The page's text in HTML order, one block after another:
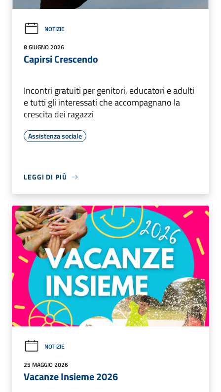
NOTIZIE
8 GIUGNO 2026
Capirsi Crescendo
Incontri gratuiti per genitori, educatori e adulti
e tutti gli interessati che accompagnano la
crescita dei ragazzi
Assistenza sociale
LEGGI DI PIÙ
NOTIZIE
25 MAGGIO 2026
Vacanze Insieme 2026